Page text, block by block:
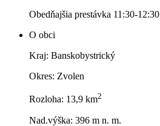
Obedňajšia prestávka 11:30-12:30
O obci
Kraj: Banskobystrický
Okres: Zvolen
Rozloha: 13,9 km2
Nad.výška: 396 m n. m.